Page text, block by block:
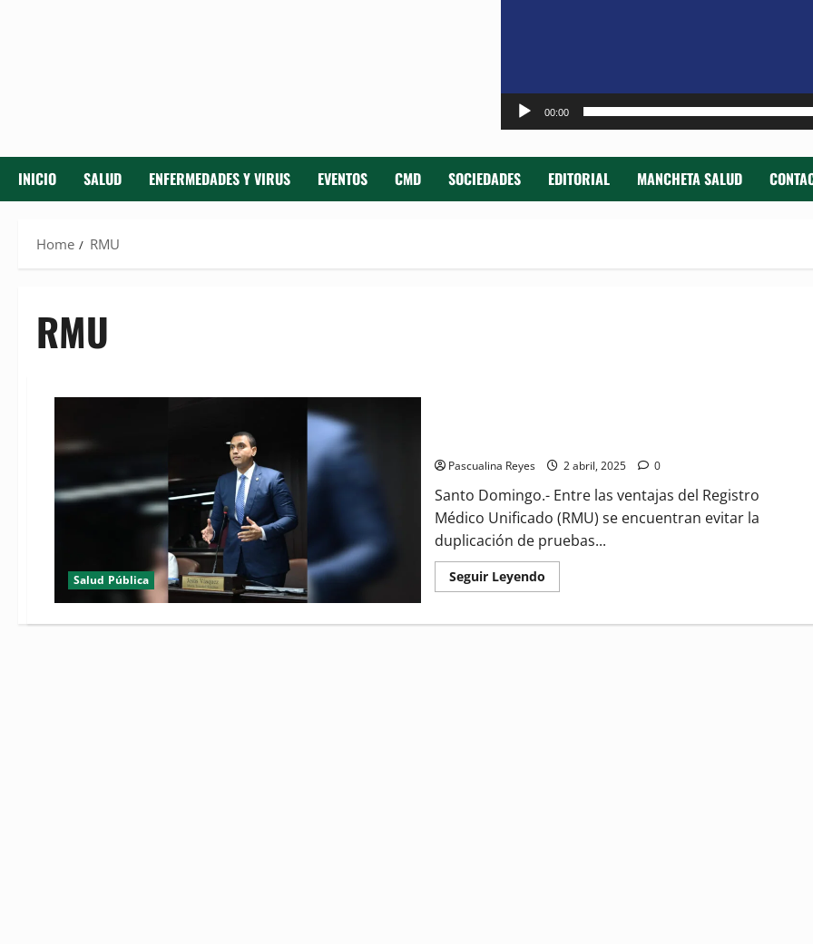
00:00
INICIO SALUD ENFERMEDADES Y VIRUS EVENTOS CMD SOCIEDADES EDITORIAL MANCHETA SALUD
Home RMU
RMU
Salud Pública
Pascualina Reyes 2 abril, 2025 0
Santo Domingo.- Entre las ventajas del Registro
Médico Unificado (RMU) se encuentran evitar la
duplicación de pruebas...
Seguir LeyendoRead
more
propone